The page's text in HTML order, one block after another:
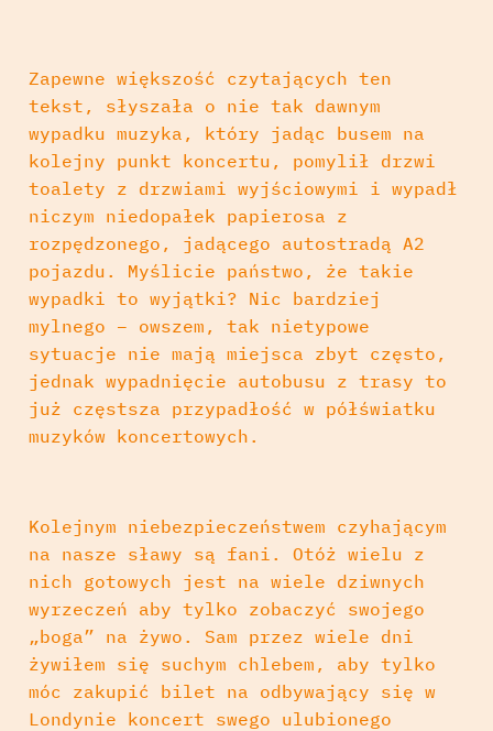
Zapewne większość czytających ten
tekst, słyszała o nie tak dawnym
wypadku muzyka, który jadąc busem na
kolejny punkt koncertu, pomylił drzwi
toalety z drzwiami wyjściowymi i wypadł
niczym niedopałek papierosa z
rozpędzonego, jadącego autostradą A2
pojazdu. Myślicie państwo, że takie
wypadki to wyjątki? Nic bardziej
mylnego – owszem, tak nietypowe
sytuacje nie mają miejsca zbyt często,
jednak wypadnięcie autobusu z trasy to
już częstsza przypadłość w półświatku
muzyków koncertowych.
Kolejnym niebezpieczeństwem czyhającym
na nasze sławy są fani. Otóż wielu z
nich gotowych jest na wiele dziwnych
wyrzeczeń aby tylko zobaczyć swojego
„boga” na żywo. Sam przez wiele dni
żywiłem się suchym chlebem, aby tylko
móc zakupić bilet na odbywający się w
Londynie koncert swego ulubionego